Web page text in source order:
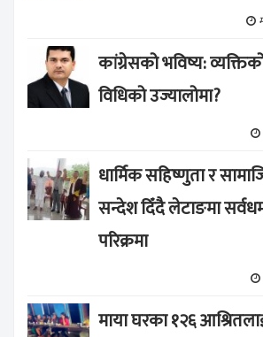
कांग्रेसको भविष्य:
विधिको उज्यालोमा?
धार्मिक सहिष्णुता र
सन्देश दिँदै लेटाङमा
परिक्रमा
माया घरका १२६